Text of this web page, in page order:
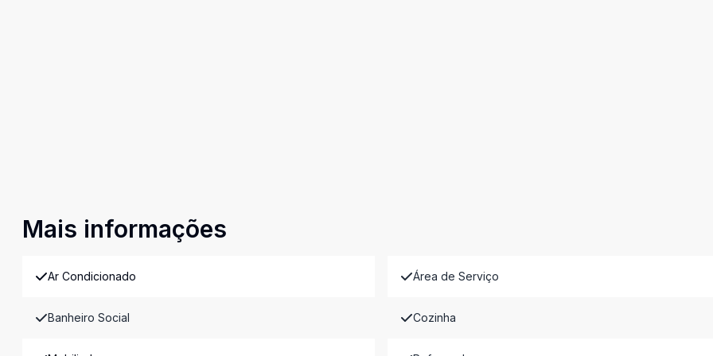
Mais informações
Ar Condicionado Área de Serviço
Banheiro Social Cozinha